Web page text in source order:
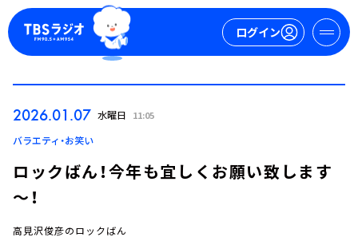
ログイン
ログイン
2026.01.07 水曜日 11:05
バラエティ・お笑い
ロックばん！今年も宜しくお願い致します
～！
高見沢俊彦のロックばん